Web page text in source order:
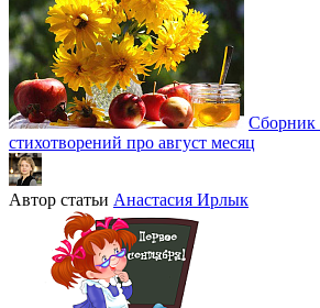
Сборник
стихотворений про август месяц
Автор статьи Анастасия Ирлык